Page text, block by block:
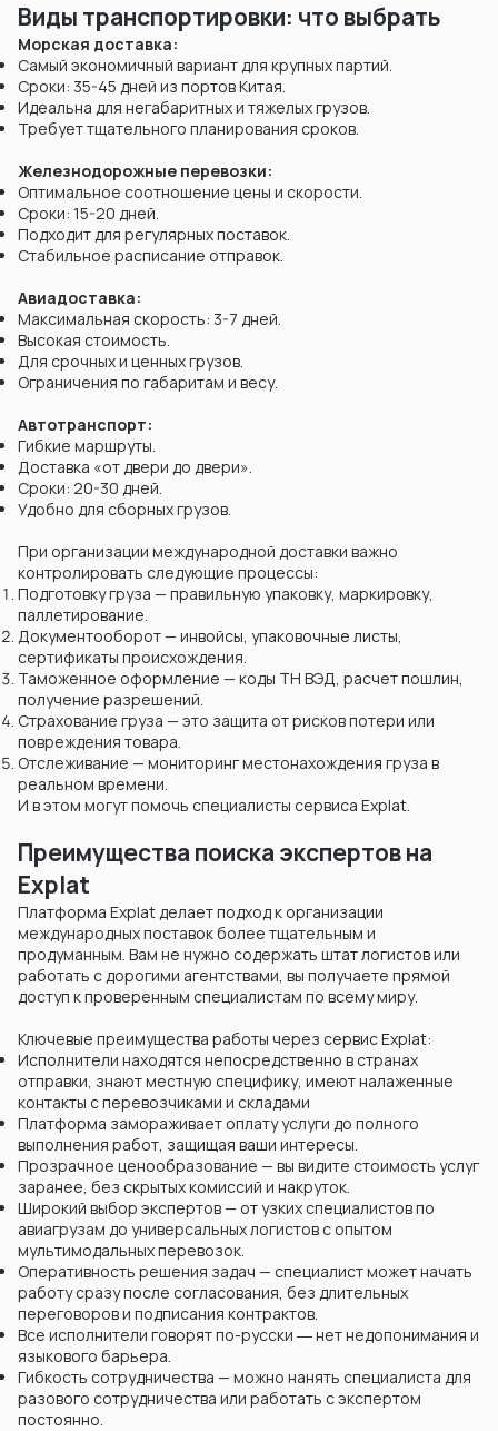
Виды транспортировки: что выбрать
Морская доставка:
Самый экономичный вариант для крупных партий.
Сроки: 35-45 дней из портов Китая.
Идеальна для негабаритных и тяжелых грузов.
Требует тщательного планирования сроков.
Железнодорожные перевозки:
Оптимальное соотношение цены и скорости.
Сроки: 15-20 дней.
Подходит для регулярных поставок.
Стабильное расписание отправок.
Авиадоставка:
Максимальная скорость: 3-7 дней.
Высокая стоимость.
Для срочных и ценных грузов.
Ограничения по габаритам и весу.
Автотранспорт:
Гибкие маршруты.
Доставка «от двери до двери».
Сроки: 20-30 дней.
Удобно для сборных грузов.
При организации международной доставки важно
контролировать следующие процессы:
Подготовку груза — правильную упаковку, маркировку,
паллетирование.
Документооборот — инвойсы, упаковочные листы,
сертификаты происхождения.
Таможенное оформление — коды ТН ВЭД, расчет пошлин,
получение разрешений.
Страхование груза — это защита от рисков потери или
повреждения товара.
Отслеживание — мониторинг местонахождения груза в
реальном времени.
И в этом могут помочь специалисты сервиса Explat.
Преимущества поиска экспертов на
Explat
Платформа Explat делает подход к организации
международных поставок более тщательным и
продуманным. Вам не нужно содержать штат логистов или
работать с дорогими агентствами, вы получаете прямой
доступ к проверенным специалистам по всему миру.
Ключевые преимущества работы через сервис Explat:
Исполнители находятся непосредственно в странах
отправки, знают местную специфику, имеют налаженные
контакты с перевозчиками и складами
Платформа замораживает оплату услуги до полного
выполнения работ, защищая ваши интересы.
Прозрачное ценообразование — вы видите стоимость услуг
заранее, без скрытых комиссий и накруток.
Широкий выбор экспертов — от узких специалистов по
авиагрузам до универсальных логистов с опытом
мультимодальных перевозок.
Оперативность решения задач — специалист может начать
работу сразу после согласования, без длительных
переговоров и подписания контрактов.
Все исполнители говорят по-русски ― нет недопонимания и
языкового барьера.
Гибкость сотрудничества — можно нанять специалиста для
разового сотрудничества или работать с экспертом
постоянно.